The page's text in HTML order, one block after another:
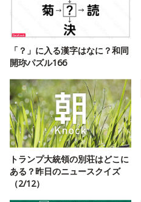
「？」に入る漢字はなに？和同
開珎パズル166
トランプ大統領の別荘はどこに
ある？昨日のニュースクイズ
（2/12）